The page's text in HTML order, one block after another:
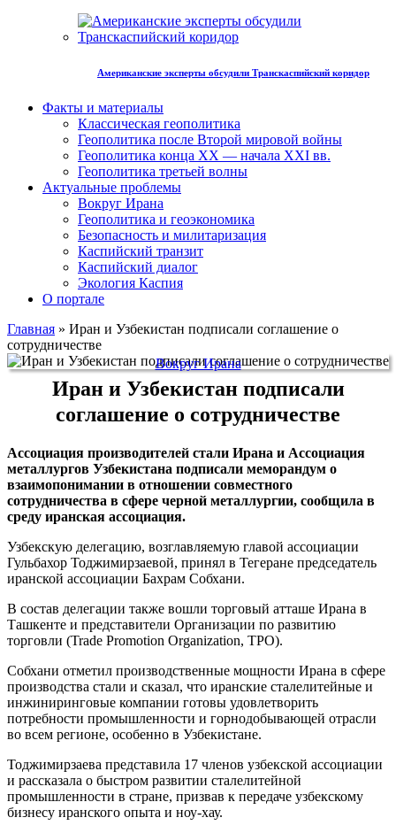
Американские эксперты обсудили Транскаспийский коридор
Факты и материалы
Классическая геополитика
Геополитика после Второй мировой войны
Геополитика конца XX — начала XXI вв.
Геополитика третьей волны
Актуальные проблемы
Вокруг Ирана
Геополитика и геоэкономика
Безопасность и милитаризация
Каспийский транзит
Каспийский диалог
Экология Каспия
О портале
Главная » Иран и Узбекистан подписали соглашение о
сотрудничестве
Вокруг Ирана
Иран и Узбекистан подписали
соглашение о сотрудничестве
Ассоциация производителей стали Ирана и Ассоциация
металлургов Узбекистана подписали меморандум о
взаимопонимании в отношении совместного
сотрудничества в сфере черной металлургии, сообщила в
среду иранская ассоциация.
Узбекскую делегацию, возглавляемую главой ассоциации
Гульбахор Тоджимирзаевой, принял в Тегеране председатель
иранской ассоциации Бахрам Собхани.
В состав делегации также вошли торговый атташе Ирана в
Ташкенте и представители Организации по развитию
торговли (Trade Promotion Organization, TPO).
Собхани отметил производственные мощности Ирана в сфере
производства стали и сказал, что иранские сталелитейные и
инжиниринговые компании готовы удовлетворить
потребности промышленности и горнодобывающей отрасли
во всем регионе, особенно в Узбекистане.
Тоджимирзаева представила 17 членов узбекской ассоциации
и рассказала о быстром развитии сталелитейной
промышленности в стране, призвав к передаче узбекскому
бизнесу иранского опыта и ноу-хау.